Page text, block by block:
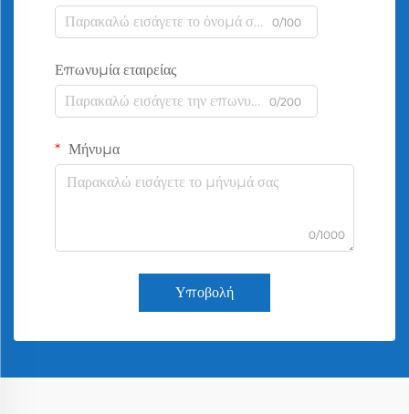
0/100
Επωνυμία εταιρείας
0/200
Μήνυμα
0/1000
Υποβολή